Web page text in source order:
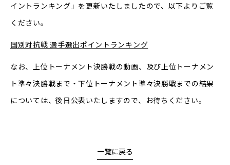
イントランキング」を更新いたしましたので、以下よりご覧
ください。
国別対抗戦 選手選出ポイントランキング
なお、上位トーナメント決勝戦の動画、及び上位トーナメン
ト準々決勝戦まで・下位トーナメント準々決勝戦までの結果
については、後日公表いたしますので、お待ちください。
一覧に戻る